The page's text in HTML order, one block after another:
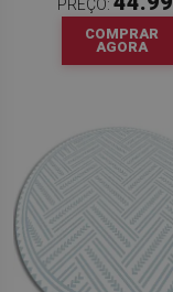
PREÇO:
COMPRAR
AGORA